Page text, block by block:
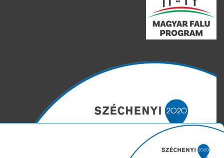
Weboldalunk süti (cookie) fájlokat használ. Ezeket a fájlokat az
Ön gépén tárolja a rendszer. A cookie-k személyek